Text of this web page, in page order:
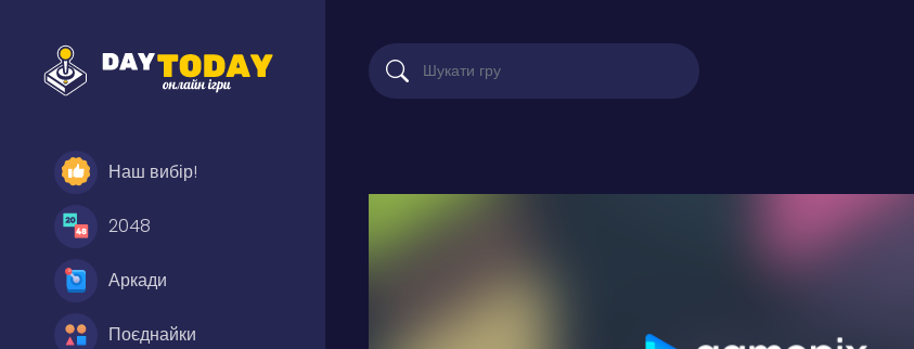
Наш вибір!
2048
Аркади
Поєднайки